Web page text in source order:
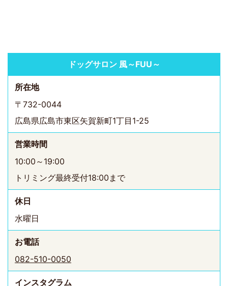
ドッグサロン 風～FUU～
所在地
〒732-0044
広島県広島市東区矢賀新町1丁目1-25
営業時間
10:00～19:00
トリミング最終受付18:00まで
休日
水曜日
お電話
082-510-0050
インスタグラム